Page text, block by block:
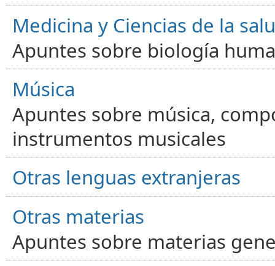
Medicina y Ciencias de la
Apuntes sobre biología
Música
Apuntes sobre música,
instrumentos musicales
Otras lenguas extranjeras
Otras materias
Apuntes sobre materias